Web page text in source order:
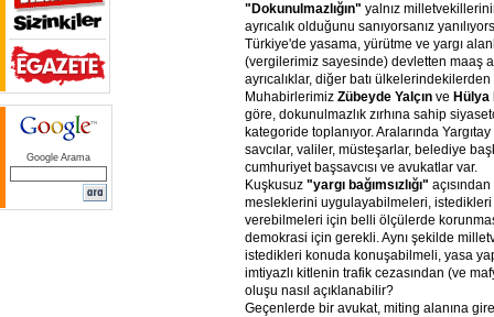
Google Arama
"Dokunulmazlığın" yalnız
ayrıcalık olduğunu sanıyorsanız
Türkiye'de yasama, yürütme ve yargı
(vergilerimiz sayesinde) devletten maaş
ayrıcalıklar, diğer batı
Muhabirlerimiz Zübeyde Yalçın ve Hülya
göre, dokunulmazlık zırhına sahip
kategoride toplanıyor. Aralarında
savcılar, valiler, müsteşarlar, belediye
cumhuriyet başsavcısı ve avukatlar var.
Kuşkusuz "yargı bağımsızlığı"
mesleklerini uygulayabilmeleri, istedikleri
verebilmeleri için belli ölçülerde
demokrasi için gerekli. Aynı şekilde
istedikleri konuda konuşabilmeli, yasa
imtiyazlı kitlenin trafik cezasından (ve
oluşu nasıl açıklanabilir?
Geçenlerde bir avukat, miting alanına